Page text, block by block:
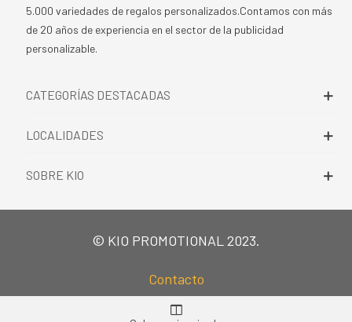
5.000 variedades de regalos personalizados.Contamos con más
de 20 años de experiencia en el sector de la publicidad
personalizable.
CATEGORÍAS DESTACADAS
LOCALIDADES
SOBRE KIO
© KIO PROMOTIONAL 2023.
Contacto